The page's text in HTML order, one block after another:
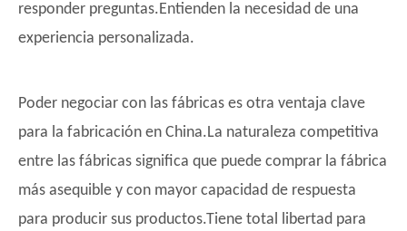
responder preguntas.Entienden la necesidad de una
experiencia personalizada.
Poder negociar con las fábricas es otra ventaja clave
para la fabricación en China.La naturaleza competitiva
entre las fábricas significa que puede comprar la fábrica
más asequible y con mayor capacidad de respuesta
para producir sus productos.Tiene total libertad para